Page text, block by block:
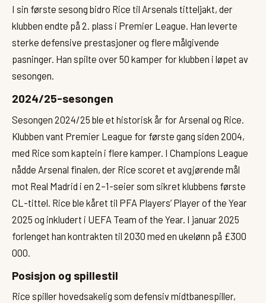
I sin første sesong bidro Rice til Arsenals titteljakt, der
klubben endte på 2. plass i Premier League. Han leverte
sterke defensive prestasjoner og flere målgivende
pasninger. Han spilte over 50 kamper for klubben i løpet av
sesongen.
2024/25-sesongen
Sesongen 2024/25 ble et historisk år for Arsenal og Rice.
Klubben vant Premier League for første gang siden 2004,
med Rice som kaptein i flere kamper. I Champions League
nådde Arsenal finalen, der Rice scoret et avgjørende mål
mot Real Madrid i en 2–1-seier som sikret klubbens første
CL-tittel. Rice ble kåret til PFA Players’ Player of the Year
2025 og inkludert i UEFA Team of the Year. I januar 2025
forlenget han kontrakten til 2030 med en ukelønn på £300
000.
Posisjon og spillestil
Rice spiller hovedsakelig som defensiv midtbanespiller,